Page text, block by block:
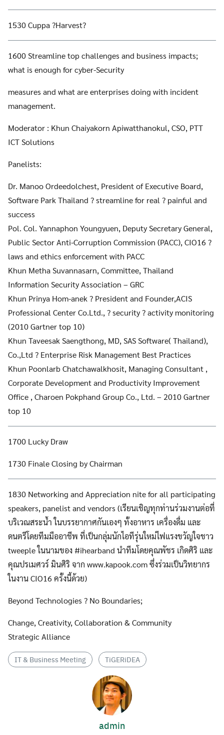
1530 Cuppa ?Harvest?
1600 Streamline top challenges and business impacts;
what is enough for cyber-Security
measures and what are enterprises doing with incident
management.
Moderator : Khun Chaiyakorn Apiwatthanokul, CSO, PTT
ICT Solutions
Panelists:
Dr. Manoo Ordeedolchest, President of Executive Board,
Software Park Thailand ? streamline for real ? painful and
success
Pol. Col. Yannaphon Youngyuen, Deputy Secretary General,
Public Sector Anti-Corruption Commission (PACC), CIO16 ?
laws and ethics enforcement with PACC
Khun Metha Suvannasarn, Committee, Thailand
Information Security Association – GRC
Khun Prinya Hom-anek ? President and Founder,ACIS
Professional Center Co.Ltd., ? security ? activity monitoring
(2010 Gartner top 10)
Khun Taveesak Saengthong, MD, SAS Software( Thailand),
Co.,Ltd ? Enterprise Risk Management Best Practices
Khun Poonlarb Chatchawalkhosit, Managing Consultant ,
Corporate Development and Productivity Improvement
Office , Charoen Pokphand Group Co., Ltd. – 2010 Gartner
top 10
1700 Lucky Draw
1730 Finale Closing by Chairman
1830 Networking and Appreciation nite for all participating
speakers, panelist and vendors (เรียนเชิญทุกท่านร่วมงานต่อที่
บริเวณสระน้ำ ในบรรยากาศกันเองๆ ทั้งอาหาร เครื่องดื่ม และ
ดนตรีโดยทีมมืออาชีพ ที่เป็นกลุ่มนักไอทีรุ่นใหม่ไฟแรงขวัญใจชาว
tweeple ในนามของ #ihearband นำทีมโดยคุณพัชร เกิดศิริ และ
คุณปรเมศวร์ มินศิริ จาก www.kapook.com ซึ่งร่วมเป็นวิทยากร
ในงาน CIO16 ครั้งนี้ด้วย)
Beyond Technologies ? No Boundaries;
Change, Creativity, Collaboration & Community
Strategic Alliance
IT & Business Meeting TiGERiDEA
admin